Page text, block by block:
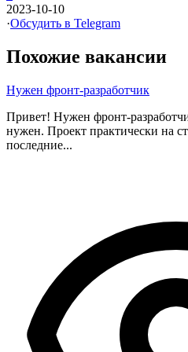
2023-10-10
·Обсудить в Telegram
Похожие вакансии
Нужен фронт-разработчик
Привет! Нужен фронт-
нужен. Проект практически на
последние...